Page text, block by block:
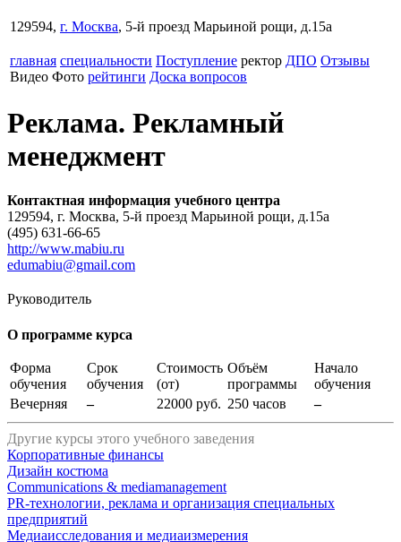
129594, г. Москва, 5-й проезд Марьиной рощи, д.15а
главная специальности Поступление ректор ДПО Отзывы
Видео Фото рейтинги Доска вопросов
Реклама. Рекламный
менеджмент
Контактная информация учебного центра
129594, г. Москва, 5-й проезд Марьиной рощи, д.15а
(495) 631-66-65
http://www.mabiu.ru
edumabiu@gmail.com
Руководитель
О программе курса
Форма
обучения
Срок
обучения
Стоимость
(от)
Объём
программы
Начало
обучения
Вечерняя
– 22000 руб. 250 часов –
Другие курсы этого учебного заведения
Корпоративные финансы
Дизайн костюма
Communications & mediamanagement
PR-технологии, реклама и организация специальных
предприятий
Медиаисследования и медиаизмерения